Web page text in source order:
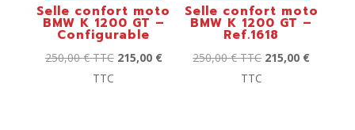
Selle confort moto
BMW K 1200 GT –
Configurable
250,00€ TTC 215,00 €
TTC
Selle confort moto
BMW K 1200 GT –
Ref.1618
250,00€ TTC 215,00 €
TTC